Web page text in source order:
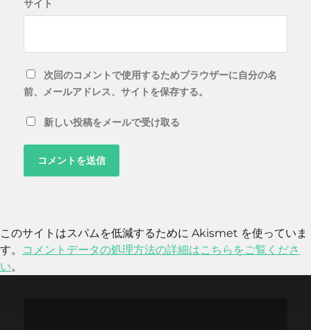
サイト
次回のコメントで使用するためブラウザーに自分の名
前、メールアドレス、サイトを保存する。
新しい投稿をメールで受け取る
このサイトはスパムを低減するために Akismet を使っていま
す。
コメントデータの処理方法の詳細はこちらをご覧くださ
い。